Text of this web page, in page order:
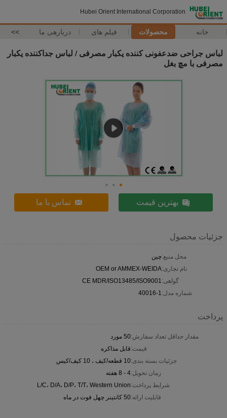
Hubei Orient International Corporation
خانه محصولات فیلم های دربارهی ما >>
لباس جراحی ضدعفونی کننده یکبار مصرفی / لباس جداکننده یکبار
مصرفی با مچ بغل
بهترین قیمت تماس با ما
جزئیات محصول
محل منبع:چین
نام تجاری:OEM or AMMEX-WEIDA
گواهی:CE MDR/ISO13485/ISO9001
شماره مدل:40016-1
پرداخت
مقدار حداقل تعداد سفارش:50 مورد
قیمت:قابل مذاکره
جزئیات بسته بندی:10 قطعه/کیف ، 10 کیف/کیس
زمان تحویل:4 - 8 هفته
شرایط پرداخت:L/C، D/A، D/P، T/T، Western Union
قابلیت ارائه:50 کانتینر چهل فوت در ماه